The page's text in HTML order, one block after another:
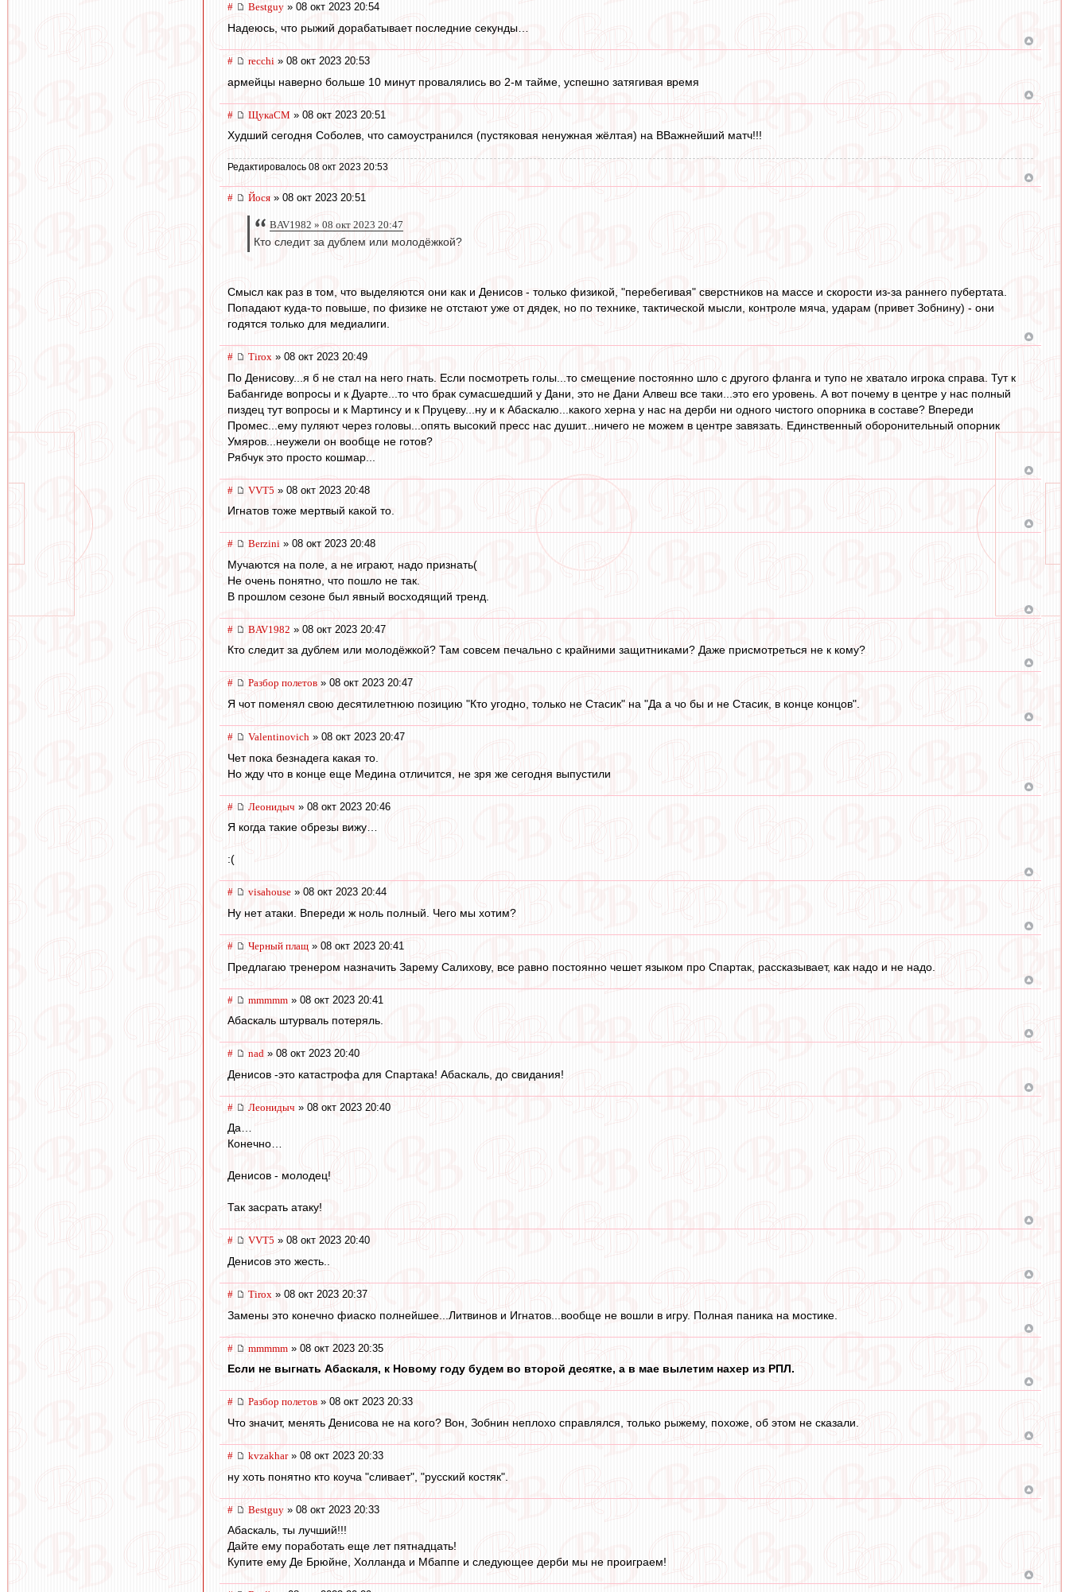
# Bestguy » 08 окт 2023 20:54
Надеюсь, что рыжий дорабатывает последние секунды…
# recchi » 08 окт 2023 20:53
армейцы наверно больше 10 минут провалялись во 2-м тайме, успешно затягивая время
# ЩукаСМ » 08 окт 2023 20:51
Худший сегодня Соболев, что самоустранился (пустяковая ненужная жёлтая) на ВВажнейший матч!!!
Редактировалось 08 окт 2023 20:53
# Йося » 08 окт 2023 20:51
BAV1982 » 08 окт 2023 20:47
Кто следит за дублем или молодёжкой?
Смысл как раз в том, что выделяются они как и Денисов - только физикой, "перебегивая" сверстников на массе и скорости из-за раннего пубертата.
Попадают куда-то повыше, по физике не отстают уже от дядек, но по технике, тактической мысли, контроле мяча, ударам (привет Зобнину) - они
годятся только для медиалиги.
# Tirox » 08 окт 2023 20:49
По Денисову...я б не стал на него гнать. Если посмотреть голы...то смещение постоянно шло с другого фланга и тупо не хватало игрока справа. Тут к
Бабангиде вопросы и к Дуарте...то что брак сумасшедший у Дани, это не Дани Алвеш все таки...это его уровень. А вот почему в центре у нас полный
пиздец тут вопросы и к Мартинсу и к Пруцеву...ну и к Абаскалю...какого херна у нас на дерби ни одного чистого опорника в составе? Впереди
Промес...ему пуляют через головы...опять высокий пресс нас душит...ничего не можем в центре завязать. Единственный оборонительный опорник
Умяров...неужели он вообще не готов?
Рябчук это просто кошмар...
# VVT5 » 08 окт 2023 20:48
Игнатов тоже мертвый какой то.
# Berzini » 08 окт 2023 20:48
Мучаются на поле, а не играют, надо признать(
Не очень понятно, что пошло не так.
В прошлом сезоне был явный восходящий тренд.
# BAV1982 » 08 окт 2023 20:47
Кто следит за дублем или молодёжкой? Там совсем печально с крайними защитниками? Даже присмотреться не к кому?
# Разбор полетов » 08 окт 2023 20:47
Я чот поменял свою десятилетнюю позицию "Кто угодно, только не Стасик" на "Да а чо бы и не Стасик, в конце концов".
# Valentinovich » 08 окт 2023 20:47
Чет пока безнадега какая то.
Но жду что в конце еще Медина отличится, не зря же сегодня выпустили
# Леонидыч » 08 окт 2023 20:46
Я когда такие обрезы вижу…
:(
# visahouse » 08 окт 2023 20:44
Ну нет атаки. Впереди ж ноль полный. Чего мы хотим?
# Черный плащ » 08 окт 2023 20:41
Предлагаю тренером назначить Зарему Салихову, все равно постоянно чешет языком про Спартак, рассказывает, как надо и не надо.
# mmmmm » 08 окт 2023 20:41
Абаскаль штурваль потеряль.
# nad » 08 окт 2023 20:40
Денисов -это катастрофа для Спартака! Абаскаль, до свидания!
# Леонидыч » 08 окт 2023 20:40
Да…
Конечно…
Денисов - молодец!
Так засрать атаку!
# VVT5 » 08 окт 2023 20:40
Денисов это жесть..
# Tirox » 08 окт 2023 20:37
Замены это конечно фиаско полнейшее...Литвинов и Игнатов...вообще не вошли в игру. Полная паника на мостике.
# mmmmm » 08 окт 2023 20:35
Если не выгнать Абаскаля, к Новому году будем во второй десятке, а в мае вылетим нахер из РПЛ.
# Разбор полетов » 08 окт 2023 20:33
Что значит, менять Денисова не на кого? Вон, Зобнин неплохо справлялся, только рыжему, похоже, об этом не сказали.
# kvzakhar» 08 окт 2023 20:33
ну хоть понятно кто коуча "сливает", "русский костяк".
# Bestguy » 08 окт 2023 20:33
Абаскаль, ты лучший!!!
Дайте ему поработать еще лет пятнадцать!
Купите ему Де Брюйне, Холланда и Мбаппе и следующее дерби мы не проиграем!